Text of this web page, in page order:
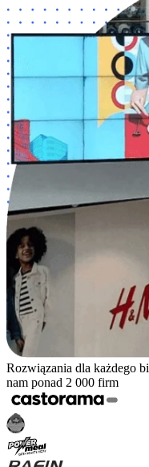
Rozwiązania dla każdego
nam ponad 2 000 firm